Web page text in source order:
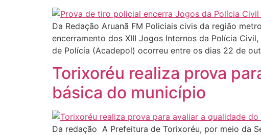
Da Redação Aruanã FM Policiais civis da região
encerramento dos XIII Jogos Internos da Polícia
de Polícia (Acadepol) ocorreu entre os dias 22 de
Torixoréu realiza prova
básica do município
Da redação A Prefeitura de Torixoréu, por meio da